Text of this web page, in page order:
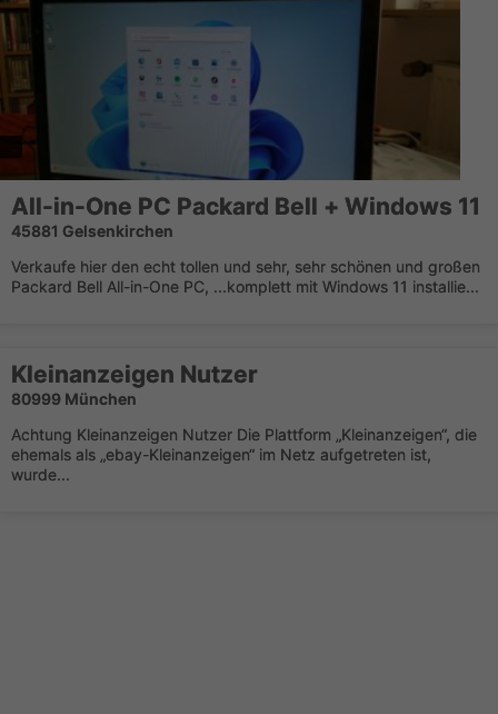
All-in-One PC Packard Bell + Windows 11
45881 Gelsenkirchen
Verkaufe hier den echt tollen und sehr, sehr schönen und großen
Packard Bell All-in-One PC, ...komplett mit Windows 11 installie...
Kleinanzeigen Nutzer
80999 München
Achtung Kleinanzeigen Nutzer Die Plattform „Kleinanzeigen“, die
ehemals als „ebay-Kleinanzeigen“ im Netz aufgetreten ist,
wurde...